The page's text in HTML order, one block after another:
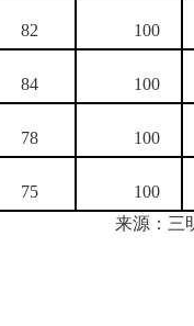
82 100
84 100
78 100
75 100
来源：三